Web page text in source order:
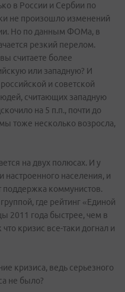
в России и Сербии по
не произошло изменений
Но по данным ФОМа, в
резкий перелом.
считаете более
или западную? И
и советской
считающих западную
на 5 п.п., почти до
тоже несколько возросла,
на двух полюсах. И у
настроенного населения, и
поддержка коммунистов.
где рейтинг «Единой
2011 года быстрее, чем в
кризис все-таки догнал и
кризиса, ведь серьезного
не было?